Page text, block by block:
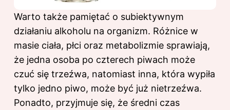
Warto także pamiętać o subiektywnym
działaniu alkoholu na organizm. Różnice w
masie ciała, płci oraz metabolizmie sprawiają,
że jedna osoba po czterech piwach może
czuć się trzeźwa, natomiast inna, która wypiła
tylko jedno piwo, może być już nietrzeźwa.
Ponadto, przyjmuje się, że średni czas